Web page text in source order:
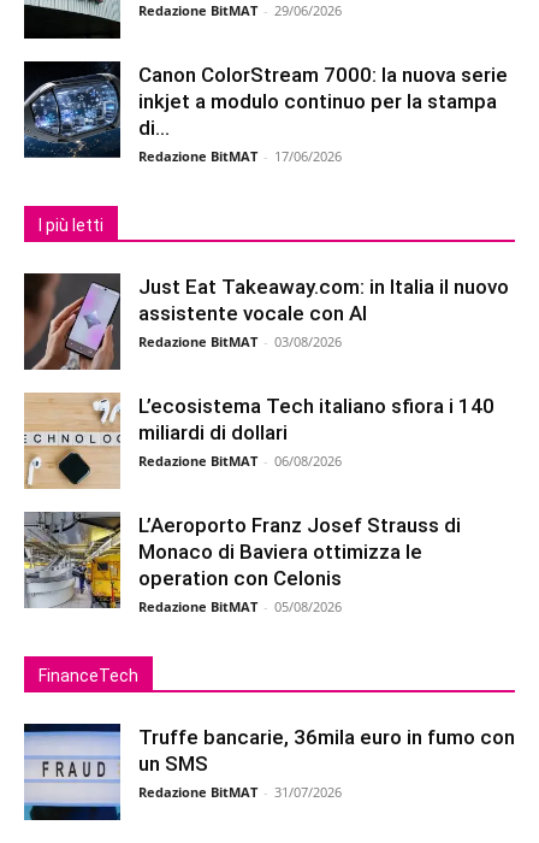
Redazione BitMAT - 29/06/2026
Canon ColorStream 7000: la nuova serie
inkjet a modulo continuo per la stampa
di...
Redazione BitMAT - 17/06/2026
I più letti
Just Eat Takeaway.com: in Italia il nuovo
assistente vocale con AI
Redazione BitMAT - 03/08/2026
L’ecosistema Tech italiano sfiora i 140
miliardi di dollari
Redazione BitMAT - 06/08/2026
L’Aeroporto Franz Josef Strauss di
Monaco di Baviera ottimizza le
operation con Celonis
Redazione BitMAT - 05/08/2026
FinanceTech
Truffe bancarie, 36mila euro in fumo con
un SMS
Redazione BitMAT - 31/07/2026